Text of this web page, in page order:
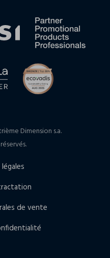
Dimension s.a.
de vente